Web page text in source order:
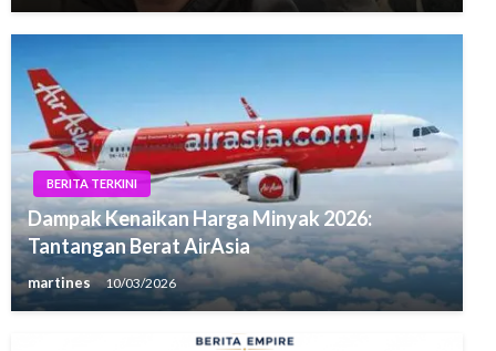
BERITA TERKINI
Dampak Kenaikan Harga Minyak 2026:
Tantangan Berat AirAsia
martines 10/03/2026